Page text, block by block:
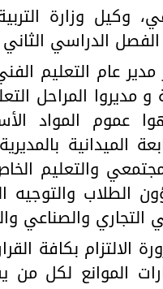
وكيل وزارة
الدراسي الثاني لعام
عام التعليم
و مديروا المراحل
عموم المواد
الميدانية
والتعليم
الطلاب والتوجيه
التجاري والصناعي
بكافة
الموانع